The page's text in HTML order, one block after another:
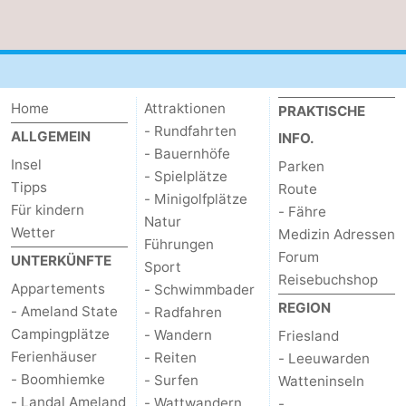
Forum
-
Fähre
Parken
Reisebuchshop
Medizin
Adressen
Region
Home
ALLGEMEIN
Insel
Tipps
Für kindern
Wetter
UNTERKÜNFTE
Appartements
- Ameland State
Campingplätze
Ferienhäuser
- Boomhiemke
- Landal Ameland
Attraktionen
- Rundfahrten
- Bauernhöfe
- Spielplätze
- Minigolfplätze
Natur
Führungen
Sport
- Schwimmbader
- Radfahren
- Wandern
- Reiten
- Surfen
PRAKTISCHE
INFO.
Parken
Route
- Fähre
Medizin Adressen
Forum
Reisebuchshop
REGION
Friesland
- Leeuwarden
Watteninseln